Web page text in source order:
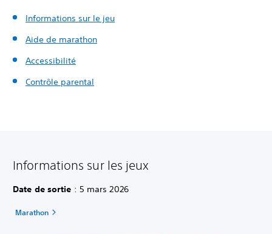
Informations sur le jeu
Aide de marathon
Accessibilité
Contrôle parental
Informations sur les jeux
Date de sortie : 5 mars 2026
Marathon